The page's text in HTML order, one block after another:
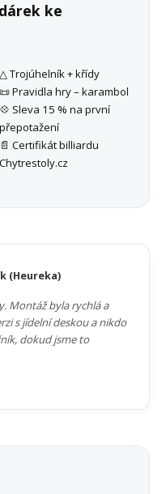
ke
△ Trojúhelník + křídy
📜 Pravidla hry – karambol
💠 Sleva 15 % na první
přepotažení
📄 Certifikát billiardu
Chytrestoly.cz
(Heureka)
Montáž byla rychlá a
s jídelní deskou a nikdo
dokud jsme to